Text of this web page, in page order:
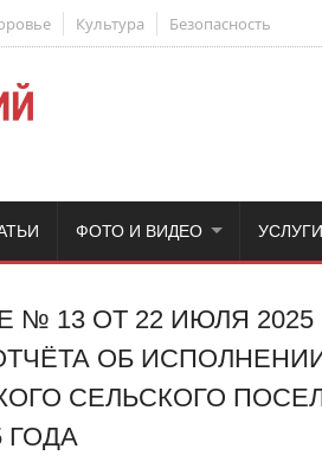
Культура Безопасность
ФОТО И ВИДЕО УСЛУГИ
13 ОТ 22 ИЮЛЯ 2025
ОБ
СЕЛЬСКОГО
ГОДА